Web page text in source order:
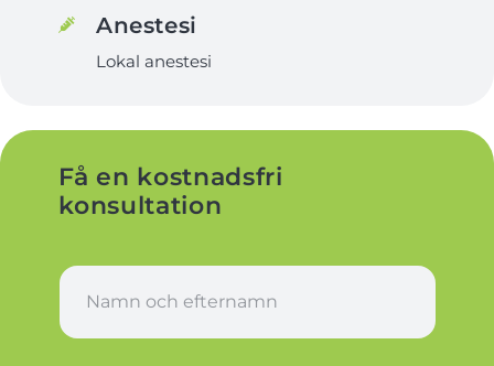
Anestesi
Lokal anestesi
Få en kostnadsfri
konsultation
N
m